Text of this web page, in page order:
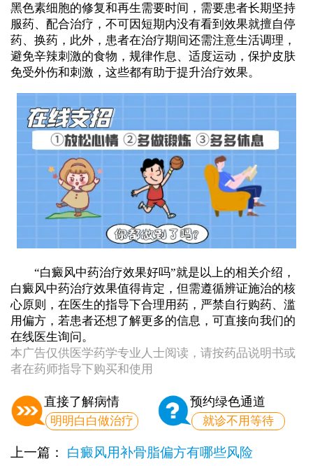
黑色素细胞的修复和再生需要时间，需要患者长期坚持
服药、配合治疗，不可因短期内没有看到效果就擅自停
药、换药，此外，患者在治疗期间还需注意生活调理，
避免辛辣刺激的食物，规律作息、适度运动，保护皮肤
免受外伤和刺激，这些都有助于提升治疗效果。
“白癜风中药治疗效果好吗”就是以上的相关介绍，
白癜风中药治疗效果值得肯定，但需遵循辨证施治的核
心原则，在医生的指导下合理用药，严禁自行购药、滥
用偏方，若患者还想了解更多的信息，可直接向我们的
在线医生询问。
本广告仅供医学药学专业人士阅读，请按药品说明书或
者在药师指导下购买和使用
直接了解病情
明明白白做治疗
预约绿色通道
就诊不用等待
上一篇： 白癜风用补骨脂偏方有哪些风险